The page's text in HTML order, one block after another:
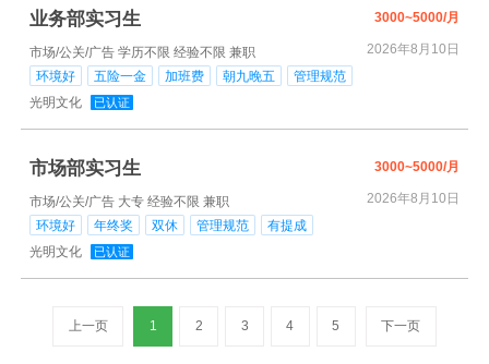
业务部实习生 3000~5000/月
市场/公关/广告 学历不限 经验不限 兼职
2026年8月10日
环境好
五险一金 加班费 朝九晚五
管理规范
光明文化
已认证
市场部实习生 3000~5000/月
市场/公关/广告 大专 经验不限 兼职
2026年8月10日
环境好
年终奖 双休 管理规范
有提成
光明文化
已认证
上一页 1 2 3 4 5 下一页